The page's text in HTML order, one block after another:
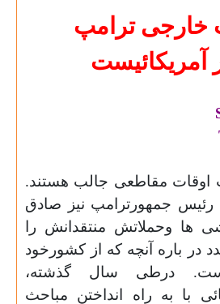
ترامپ
آمریکائیست
اوقات مقاطعی جالب هستند.
رئیس جمهورترامپ نیز صادق
ها وحملاتش منتقدانش را
در باره آنچه که از کشورخود
است. درطی سال گذشته،
با به راه انداختن مباحث